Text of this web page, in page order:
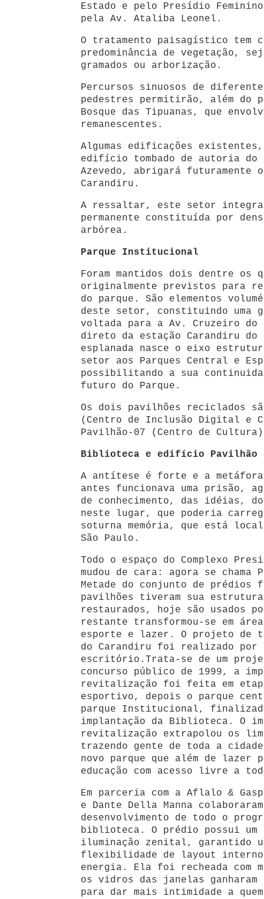
Estado e pelo Presídio
pela Av. Ataliba Leonel.
O tratamento paisagístico tem
predominância de vegetação,
gramados ou arborização.
Percursos sinuosos de
pedestres permitirão, além do
Bosque das Tipuanas, que
remanescentes.
Algumas edificações
edifício tombado de autoria do
Azevedo, abrigará futuramente o
Carandiru.
A ressaltar, este setor integra
permanente constituída por
arbórea.
Parque Institucional
Foram mantidos dois dentre
originalmente previstos para
do parque. São elementos
deste setor, constituindo uma
voltada para a Av. Cruzeiro do
direto da estação Carandiru do
esplanada nasce o eixo
setor aos Parques Central e
possibilitando a sua
futuro do Parque.
Os dois pavilhões reciclados
(Centro de Inclusão Digital e
Pavilhão-07 (Centro de
Biblioteca e edifício Pavilhão
A antítese é forte e a
antes funcionava uma prisão,
de conhecimento, das idéias,
neste lugar, que poderia
soturna memória, que está
São Paulo.
Todo o espaço do Complexo
mudou de cara: agora se chama
Metade do conjunto de
pavilhões tiveram sua estrutura
restaurados, hoje são usados
restante transformou-se em
esporte e lazer. O projeto de
do Carandiru foi realizado por
escritório.Trata-se de um
concurso público de 1999, a
revitalização foi feita em
esportivo, depois o parque
parque Institucional,
implantação da Biblioteca. O
revitalização extrapolou os
trazendo gente de toda a
novo parque que além de lazer
educação com acesso livre a
Em parceria com a Aflalo &
e Dante Della Manna
desenvolvimento de todo o
biblioteca. O prédio possui um
iluminação zenital, garantido
flexibilidade de layout interno
energia. Ela foi recheada
os vidros das janelas
para dar mais intimidade a